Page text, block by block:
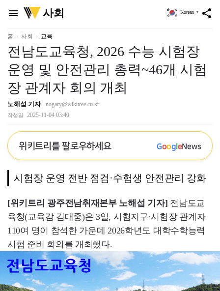
menu
위
키
리
사회 share
Korean ▼
홈 사회 교육
전남도교육청, 2026 수능 시험장
운영 및 안전관리 총력~46개 시험
장 관계자 회의 개최
노해섭 기자 nogary@wikitree.co.kr
작성일 2025-11-04 03:40
위키트리를 팔로우하세요 GoogleNews
시험장 운영 전반 점검·수험생 안전관리 강화
[위키트리 광주전남취재본부 노해섭 기자] 전남도교
육청(교육감 김대중)은 3일, 시험지구·시험장 관계자
110여 명이 참석한 가운데 2026학년도 대학수학능력
시험 준비 회의를 개최했다.